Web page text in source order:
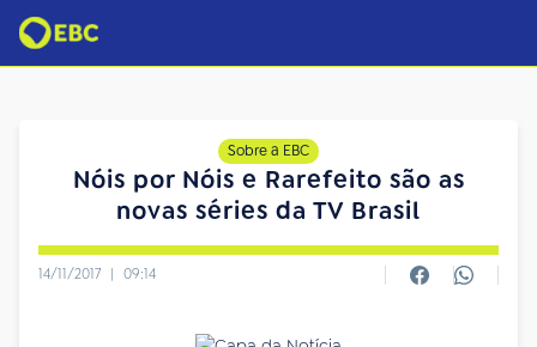
Sobre a EBC
Nóis por Nóis e Rarefeito são as
novas séries da TV Brasil
14/11/2017 | 09:14